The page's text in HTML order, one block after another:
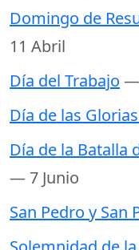
Domingo de
11 Abril
Día del Trabajo —
Día de las
Día de la Batalla
— 7 Junio
San Pedro y San